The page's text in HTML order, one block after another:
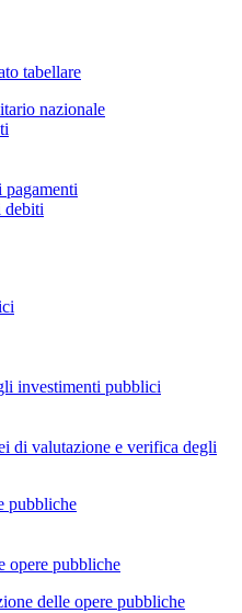
tabellare
nazionale
debiti
investimenti pubblici
di valutazione e verifica degli
pubbliche
opere pubbliche
delle opere pubbliche